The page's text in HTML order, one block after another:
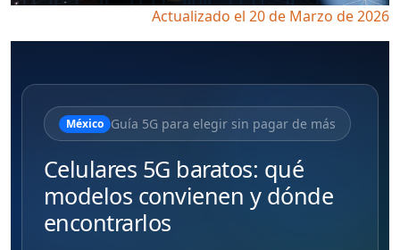
Actualizado el 20 de Marzo de 2026
México Guía 5G para elegir sin pagar de más
Celulares 5G baratos: qué
modelos convienen y dónde
encontrarlos